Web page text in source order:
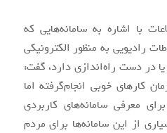
با اشاره به سامانه‌هایی که
رادیویی به منظور الکترونیکی
در دست راه‌اندازی دارد، گفت:
کارهای خوبی انجام‌گرفته اما
معرفی سامانه‌های کاربردی
از این سامانه‌ها برای مردم